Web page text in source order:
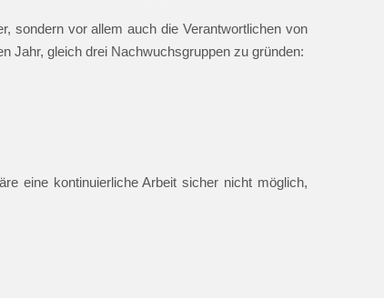
sondern vor allem auch die Verantwortlichen von
Jahr, gleich drei Nachwuchsgruppen zu gründen:
eine kontinuierliche Arbeit sicher nicht möglich,